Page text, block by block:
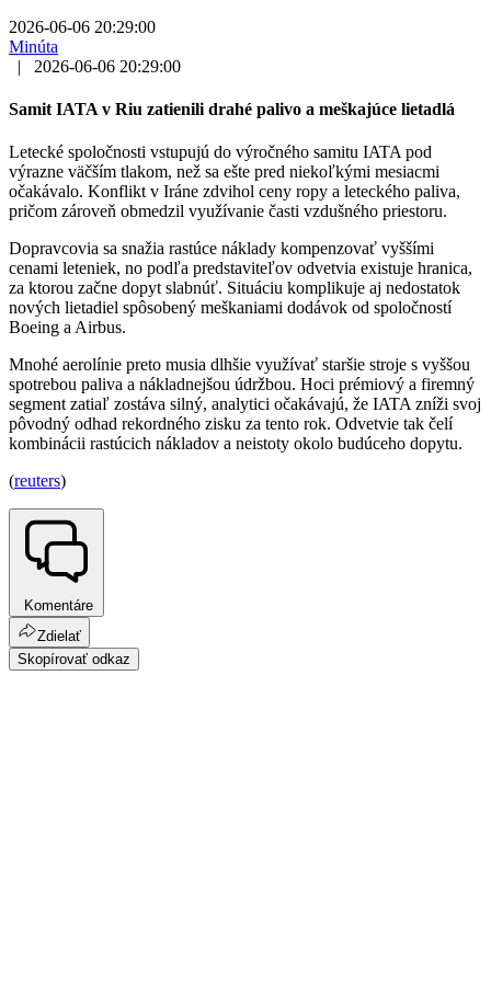
2026-06-06 20:29:00
Minúta
|
2026-06-06 20:29:00
Samit IATA v Riu zatienili drahé palivo a meškajúce lietadlá
Letecké spoločnosti vstupujú do výročného samitu IATA pod
výrazne väčším tlakom, než sa ešte pred niekoľkými mesiacmi
očakávalo. Konflikt v Iráne zdvihol ceny ropy a leteckého paliva,
pričom zároveň obmedzil využívanie časti vzdušného priestoru.
Dopravcovia sa snažia rastúce náklady kompenzovať vyššími
cenami leteniek, no podľa predstaviteľov odvetvia existuje hranica,
za ktorou začne dopyt slabnúť. Situáciu komplikuje aj nedostatok
nových lietadiel spôsobený meškaniami dodávok od spoločností
Boeing a Airbus.
Mnohé aerolínie preto musia dlhšie využívať staršie stroje s vyššou
spotrebou paliva a nákladnejšou údržbou. Hoci prémiový a firemný
segment zatiaľ zostáva silný, analytici očakávajú, že IATA zníži svoj
pôvodný odhad rekordného zisku za tento rok. Odvetvie tak čelí
kombinácii rastúcich nákladov a neistoty okolo budúceho dopytu.
(reuters)
Komentáre
Zdielať
Skopírovať odkaz